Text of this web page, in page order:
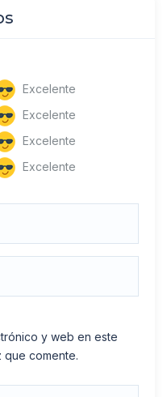
Excelente
Excelente
Excelente
Excelente
y web en este
que comente.